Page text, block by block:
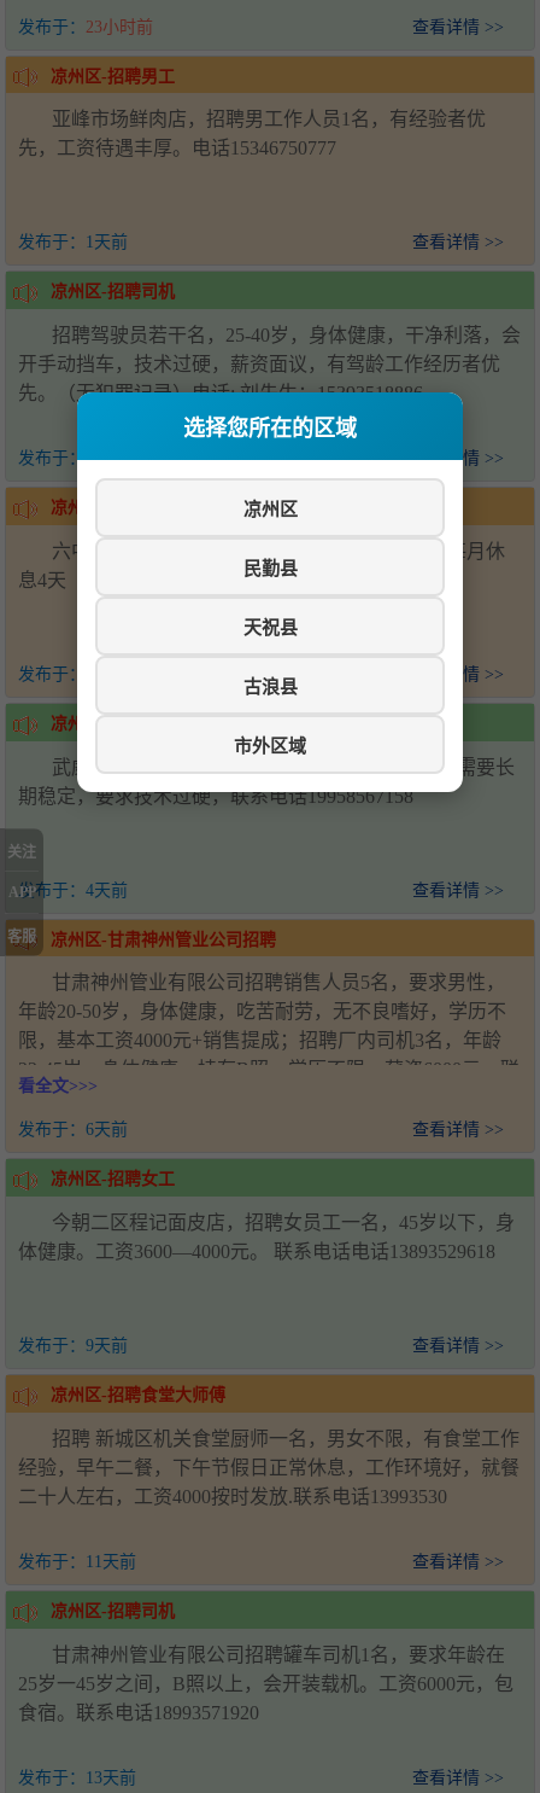
选择您所在的区域
凉州区
民勤县
天祝县
古浪县
市外区域
发布于： 23小时前 查看详情 >>
凉州区-招聘男工
亚峰市场鲜肉店，招聘男工作人员1名，有经验者优
先，工资待遇丰厚。电话15346750777
发布于： 1天前 查看详情 >>
凉州区-招聘司机
招聘驾驶员若干名，25-40岁，身体健康，干净利落，会
开手动挡车，技术过硬，薪资面议，有驾龄工作经历者优
先。（无犯罪记录）电话: 刘先生：15393518886
发布于：1天前 查看详情 >>
凉州区-招聘帮厨
六中学校食堂招聘后厨帮厨2名，会压面优先，每月休
息4天（上六休一）工资面议-电话15393538881
发布于： 查看详情 >>
凉州区-招聘
武威万达广场招聘川湘菜炒锅两名，配菜两名，需要长
期稳定，要求技术过硬，联系电话19958567158
发布于： 4天前 查看详情 >>
凉州区-甘肃神州管业公司招聘
甘肃神州管业有限公司招聘销售人员5名，要求男性，
年龄20-50岁，身体健康，吃苦耐劳，无不良嗜好，学历不
限，基本工资4000元+销售提成；招聘厂内司机3名，年龄
22-45岁，身体健康，持有B照，学历不限，薪资6000元。联
系人：王经理，电话：18993571920，工作地址：甘肃省武
威市凉州区新能源产业园
看全文>>>
发布于： 6天前 查看详情 >>
凉州区-招聘女工
今朝二区程记面皮店，招聘女员工一名，45岁以下，身
体健康。工资3600—4000元。 联系电话电话13893529618
发布于： 9天前 查看详情 >>
凉州区-招聘食堂大师傅
招聘 新城区机关食堂厨师一名，男女不限，有食堂工作
经验，早午二餐，下午节假日正常休息，工作环境好，就餐
二十人左右，工资4000按时发放.联系电话13993530
发布于： 11天前 查看详情 >>
凉州区-招聘司机
甘肃神州管业有限公司招聘罐车司机1名，要求年龄在
25岁一45岁之间，B照以上，会开装载机。工资6000元，包
食宿。联系电话18993571920
发布于： 13天前 查看详情 >>
关注
APP
客服